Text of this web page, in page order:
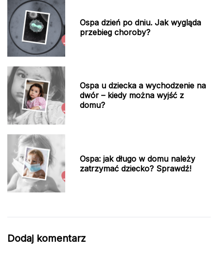
Ospa dzień po dniu. Jak wygląda
przebieg choroby?
Ospa u dziecka a wychodzenie na
dwór – kiedy można wyjść z
domu?
Ospa: jak długo w domu należy
zatrzymać dziecko? Sprawdź!
Dodaj komentarz